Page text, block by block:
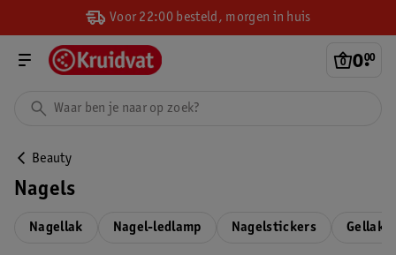
Voor 22:00 besteld, morgen in huis
0.
00
Beauty
Nagels
Nagellak Nagel-ledlamp Nagelstickers Gellak